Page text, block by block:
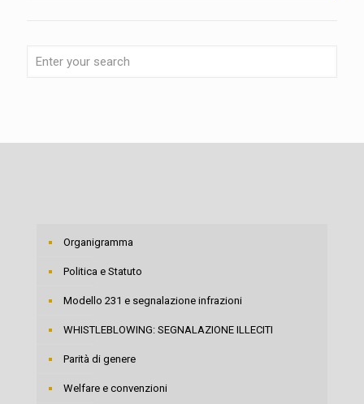
Organigramma
Politica e Statuto
Modello 231 e segnalazione infrazioni
WHISTLEBLOWING: SEGNALAZIONE ILLECITI
Parità di genere
Welfare e convenzioni